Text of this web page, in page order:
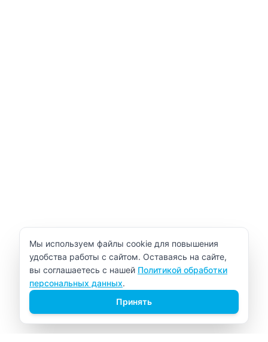
Уведомление об использовании cookie
Мы используем файлы cookie для повышения
удобства работы с сайтом. Оставаясь на сайте,
вы соглашаетесь с нашей Политикой обработки
персональных данных.
Принять